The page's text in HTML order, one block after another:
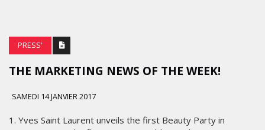
PRESS'
THE MARKETING NEWS OF THE WEEK!
SAMEDI 14 JANVIER 2017
1. Yves Saint Laurent unveils the first Beauty Party in